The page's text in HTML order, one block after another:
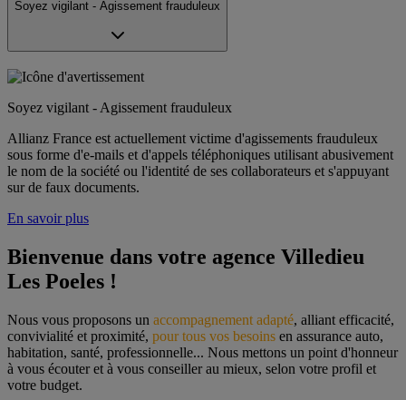
Soyez vigilant - Agissement frauduleux
Soyez vigilant - Agissement frauduleux
Allianz France est actuellement victime d'agissements frauduleux
sous forme d'e-mails et d'appels téléphoniques utilisant abusivement
le nom de la société ou l'identité de ses collaborateurs et s'appuyant
sur de faux documents.
En savoir plus
Bienvenue dans votre agence Villedieu
Les Poeles !
Nous vous proposons un accompagnement adapté, alliant efficacité,
convivialité et proximité, pour tous vos besoins en assurance auto,
habitation, santé, professionnelle... Nous mettons un point d'honneur
à vous écouter et à vous conseiller au mieux, selon votre profil et
votre budget.